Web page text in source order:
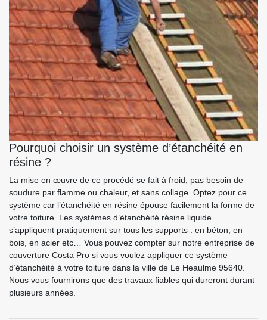
Pourquoi choisir un système d’étanchéité en
résine ?
La mise en œuvre de ce procédé se fait à froid, pas besoin de
soudure par flamme ou chaleur, et sans collage. Optez pour ce
système car l’étanchéité en résine épouse facilement la forme de
votre toiture. Les systèmes d’étanchéité résine liquide
s’appliquent pratiquement sur tous les supports : en béton, en
bois, en acier etc… Vous pouvez compter sur notre entreprise de
couverture Costa Pro si vous voulez appliquer ce système
d’étanchéité à votre toiture dans la ville de Le Heaulme 95640.
Nous vous fournirons que des travaux fiables qui dureront durant
plusieurs années.